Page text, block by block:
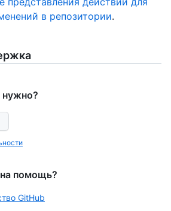
в репозитории.
помощь?
GitHub